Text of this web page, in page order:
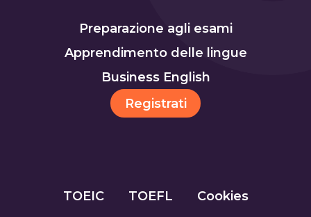
Preparazione agli esami
Apprendimento delle lingue
Business English
Registrati
TOEIC TOEFL Cookies